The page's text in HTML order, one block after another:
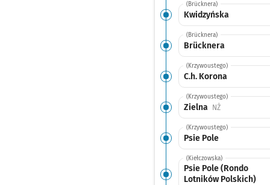
(Brücknera)
Kwidzyńska
(Brücknera)
Brücknera
(Krzywoustego)
C.h. Korona
(Krzywoustego)
Zielna NŻPrzystanek na
(Krzywoustego)
Psie Pole
(Kiełczowska)
Psie Pole (Rondo
Lotników Polskich)